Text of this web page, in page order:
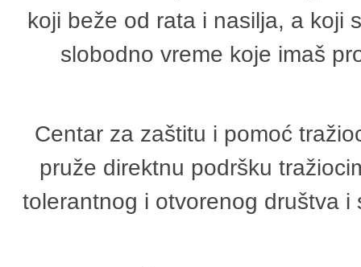
koji beže od rata i nasilja, a koji
slobodno vreme koje imaš
Centar za zaštitu i pomoć
pruže direktnu podršku
tolerantnog i otvorenog društva